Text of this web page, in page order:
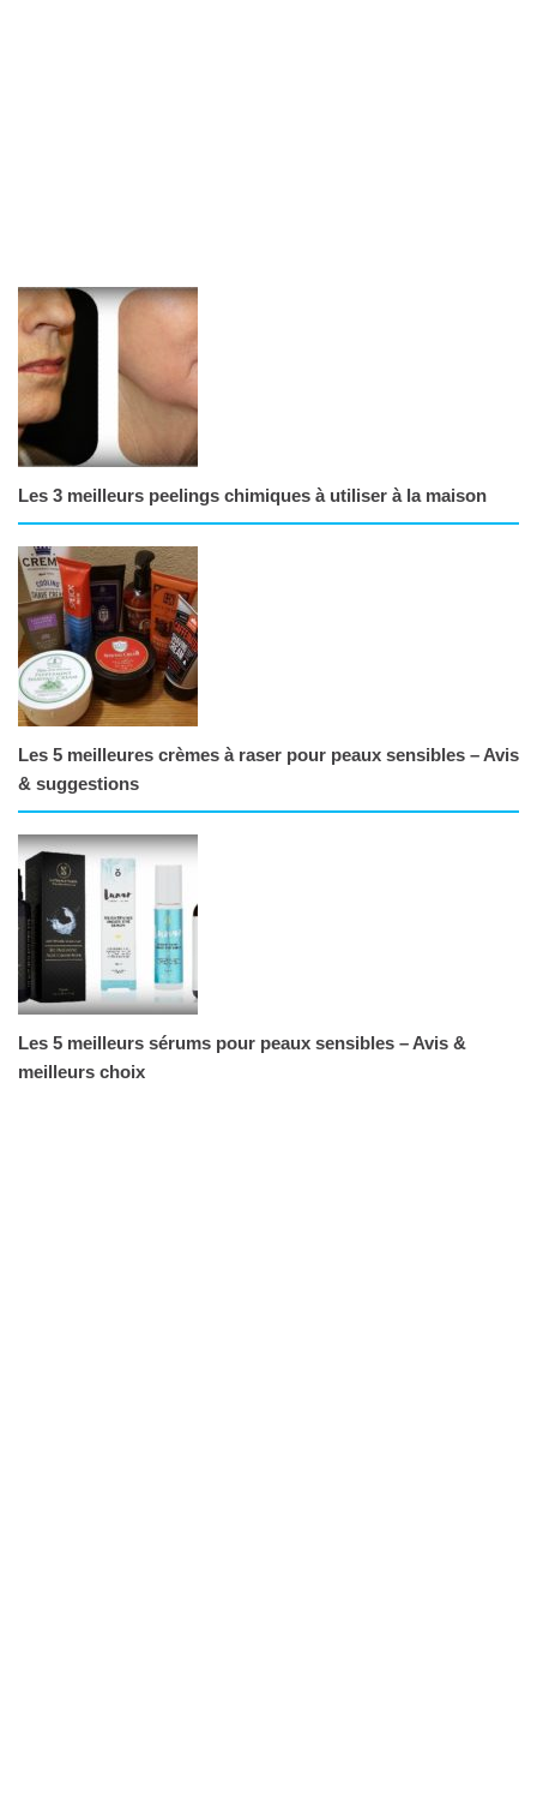
Les 3 meilleurs peelings chimiques à utiliser à la maison
Les 5 meilleures crèmes à raser pour peaux sensibles – Avis
& suggestions
Les 5 meilleurs sérums pour peaux sensibles – Avis &
meilleurs choix